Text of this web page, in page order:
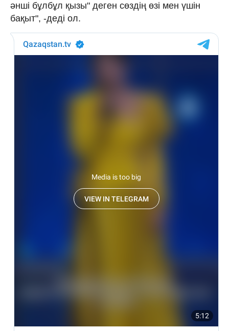
әнші бұлбұл қызы" деген сөздің өзі мен үшін
бақыт", -деді ол.